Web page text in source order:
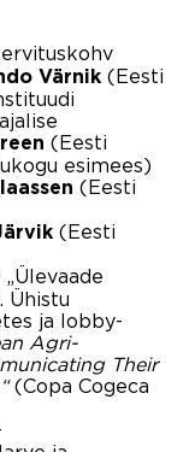
Värnik (Eesti
(Eesti
esimees)
(Eesti
(Eesti
„Ülevaade
Ühistu
ja lobby-
Agri-
Their
“(Copa Cogeca